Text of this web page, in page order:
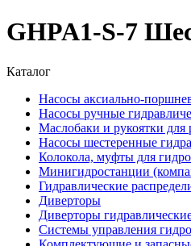
GHPA1-S-7
Каталог
Насосы аксиально-
Насосы ручные
Маслобаки и рукоятки для
Насосы шестеренные
Колокола, муфты для
Минигидростанции
Гидравлические
Диверторы
Диверторы
Системы управления